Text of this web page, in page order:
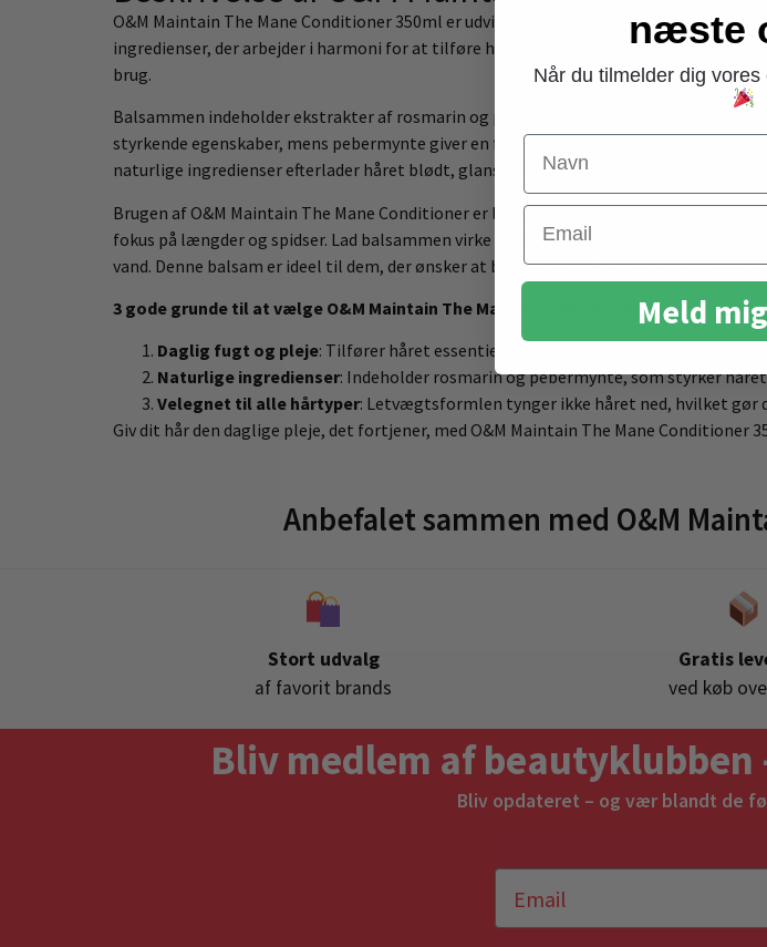
O&M Maintain The Mane Conditioner 350ml er udviklet til dem, der ønsker en
ingredienser, der arbejder i harmoni for at tilføre håret den nødvendige fugt og
brug.
Balsammen indeholder ekstrakter af rosmarin og pebermynte, som ikke kun tilfører
styrkende egenskaber, mens pebermynte giver en forfriskende og stimulerende
naturlige ingredienser efterlader håret blødt, glansfuldt og nemt at style.
Brugen af O&M Maintain The Mane Conditioner er ligetil: Efter hårvask med O&M
fokus på længder og spidser. Lad balsammen virke i 2-3 minutter for at sikre, at de
vand. Denne balsam er ideel til dem, der ønsker at bevare hårets sundhed og naturlige
3 gode grunde til at vælge O&M Maintain The Mane Conditioner 350ml
Daglig fugt og pleje: Tilfører håret essentiel fugt, der bevarer dets sundhed og
Naturlige ingredienser: Indeholder rosmarin og pebermynte, som styrker
Velegnet til alle hårtyper: Letvægtsformlen tynger ikke håret ned, hvilket gør
Giv dit hår den daglige pleje, det fortjener, med O&M Maintain The Mane Conditioner
Anbefalet sammen med O&M
Stort udvalg
af favorit brands
Gratis
ved køb
Bliv medlem af
Bliv opdateret – og vær blandt de
næste
Når du tilmelder dig
Navn
Email
Meld